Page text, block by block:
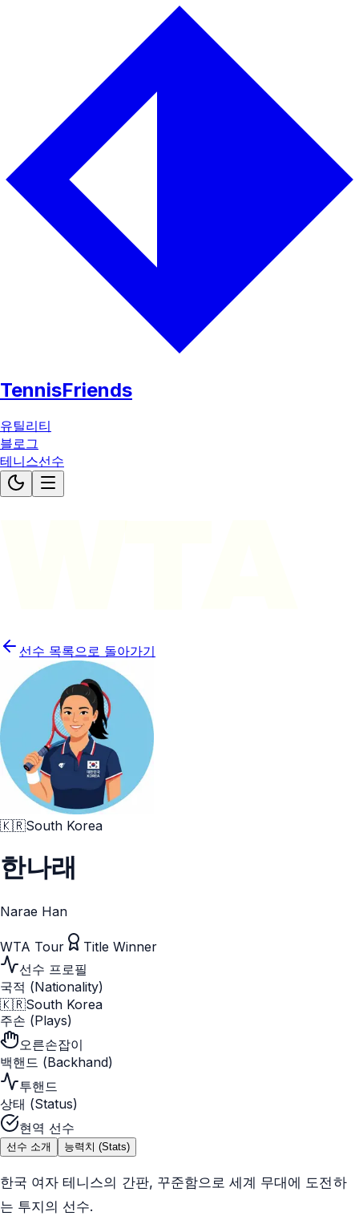
TennisFriends
유틸리티
블로그
테니스선수
선수 목록으로 돌아가기
🇰🇷South Korea
한나래
Narae Han
WTA Tour
Title Winner
선수 프로필
국적 (Nationality)
🇰🇷South Korea
주손 (Plays)
오른손잡이
백핸드 (Backhand)
투핸드
상태 (Status)
현역 선수
선수 소개 능력치 (Stats)
한국 여자 테니스의 간판, 꾸준함으로 세계 무대에 도전하
는 투지의 선수.